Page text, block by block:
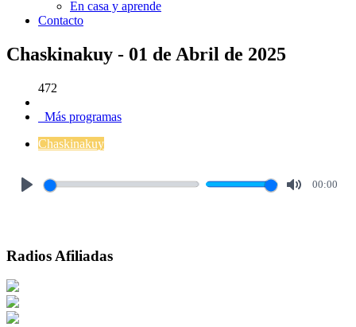
En casa y aprende
Contacto
Chaskinakuy - 01 de Abril de 2025
472
Más programas
Chaskinakuy
00:00
Radios Afiliadas